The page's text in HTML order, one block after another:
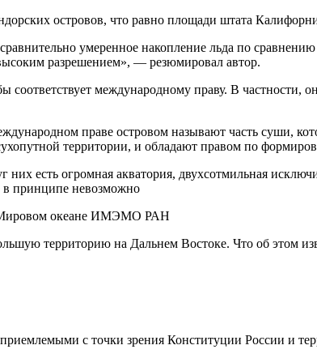
островов, что равно площади штата
умеренное накопление льда по
разрешением», — резюмировал автор.
соответствует международному праву. В
праве островом называют часть суши,
территории, и обладают правом по
есть огромная акватория, двухсотмильная
в принципе невозможно
Мировом океане ИМЭМО РАН
с точки зрения Конституции России и